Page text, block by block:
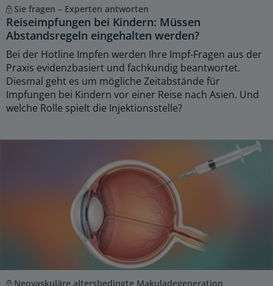
Sie fragen – Experten antworten
Reiseimpfungen bei Kindern: Müssen
Abstandsregeln eingehalten werden?
Bei der Hotline Impfen werden Ihre Impf-Fragen aus der
Praxis evidenzbasiert und fachkundig beantwortet.
Diesmal geht es um mögliche Zeitabstände für
Impfungen bei Kindern vor einer Reise nach Asien. Und
welche Rolle spielt die Injektionsstelle?
Neovaskuläre altersbedingte Makuladegeneration